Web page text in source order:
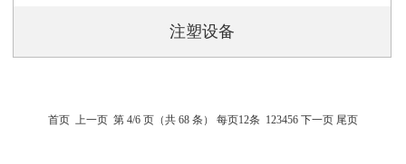
注塑设备
首页 上一页 第 4/6 页（共 68 条） 每页12条 123456 下一页 尾页